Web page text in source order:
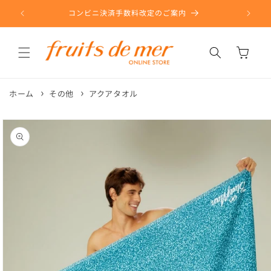
ンツに
進む
コンビニ決済手数料改定のご案内
ー
ホーム その他 アクアタオル
商品情
報にス
キップ